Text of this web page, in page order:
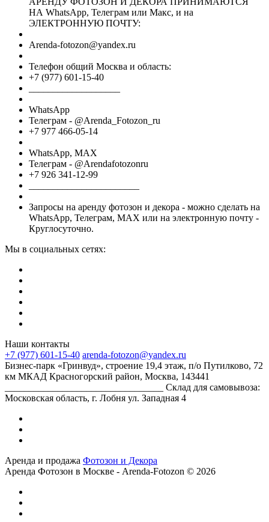
НА WhatsApp, Телеграм или Макс, и на
ЭЛЕКТРОННУЮ ПОЧТУ:
Arenda-fotozon@yandex.ru
Телефон общий Москва и область:
+7 (977) 601-15-40
WhatsApp
Телеграм - @Arenda_Fotozon_ru
+7 977 466-05-14
WhatsApp, МАХ
Телеграм - @Arendafotozonru
+7 926 341-12-99
Запросы на аренду фотозон и декора - можно сделать на
WhatsApp, Телеграм, МАХ или на электронную почту -
Круглосуточно.
Мы в социальных сетях:
Наши контакты
+7 (977) 601-15-40 arenda-fotozon@yandex.ru
Бизнес-парк «Гринвуд», строение 19,4 этаж, п/о Путилково, 72
км МКАД Красногорский район, Москва, 143441
_________________________________ Склад для самовывоза:
Московская область, г. Лобня ул. Западная 4
Аренда и продажа Фотозон и Декора
Аренда Фотозон в Москве - Arenda-Fotozon © 2026